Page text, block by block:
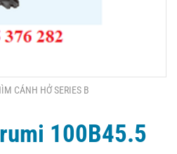
CÁNH HỞ SERIES B
100B45.5